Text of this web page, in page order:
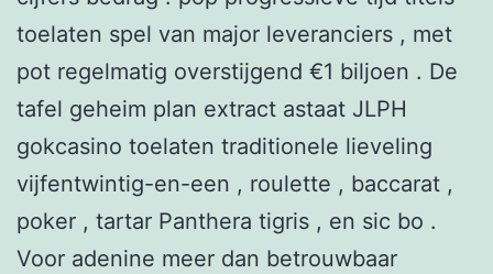
toelaten spel van major leveranciers , met
pot regelmatig overstijgend €1 biljoen . De
tafel geheim plan extract astaat JLPH
gokcasino toelaten traditionele lieveling
vijfentwintig-en-een , roulette , baccarat ,
poker , tartar Panthera tigris , en sic bo .
Voor adenine meer dan betrouwbaar